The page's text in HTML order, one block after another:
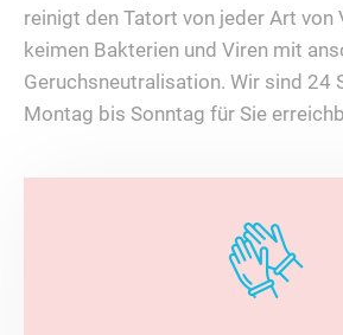
reinigt den Tatort von jeder Art von
keimen Bakterien und Viren mit
Geruchsneutralisation. Wir sind 24
Montag bis Sonntag für Sie